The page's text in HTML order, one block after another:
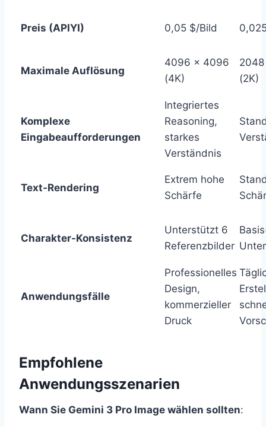
Preis (APIYI) 0,05 $/Bild
Maximale Auflösung
4096 × 4096
(4K)
(2K)
Komplexe
Eingabeaufforderungen
Integriertes
Reasoning,
starkes
Verständnis
Text-Rendering
Extrem hohe
Schärfe
Charakter-Konsistenz
Unterstützt 6
Referenzbilder
Anwendungsfälle
Professionelles
Design,
kommerzieller
Druck
Empfohlene
Anwendungsszenarien
Wann Sie Gemini 3 Pro Image wählen sollten: